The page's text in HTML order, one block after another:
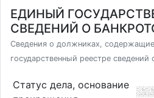
ЕДИНЫЙ
СВЕДЕНИЙ О
Сведения о должниках,
государственный реестре сведений
Статус дела, основание